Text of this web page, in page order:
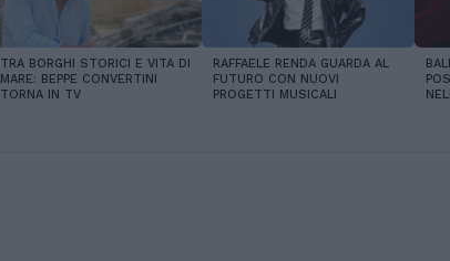
TRA BORGHI STORICI E VITA DI
MARE: BEPPE CONVERTINI
TORNA IN TV
RAFFAELE RENDA GUARDA AL
FUTURO CON NUOVI
PROGETTI MUSICALI